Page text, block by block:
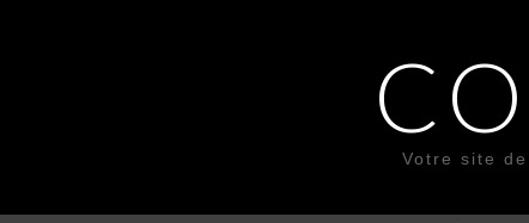
Votre site